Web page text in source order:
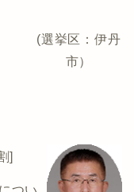
(選挙区：伊丹
市）
]